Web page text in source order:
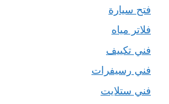
فتح سيارة
فلاتر مياه
فني تكييف
فني رسيفرات
فني ستلايت